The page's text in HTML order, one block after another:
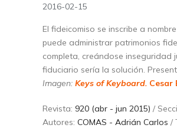
2016-02-15
El fideicomiso se inscribe a
puede administrar patrimonios
completa, creándose inseguridad
fiduciario sería la solución.
Imagen: Keys of Keyboard. Cesar
Revista: 920 (abr - jun 2015) /
Autores: COMAS - Adrián Carlos /